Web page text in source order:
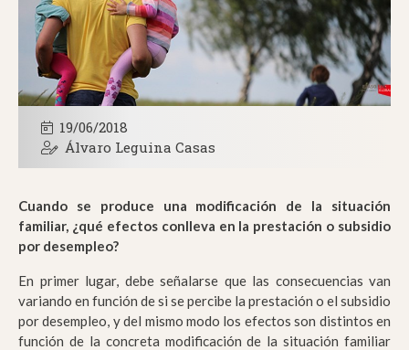
19/06/2018
Álvaro Leguina Casas
Cuando se produce una modificación de la situación
familiar, ¿qué efectos conlleva en la prestación o subsidio
por desempleo?
En primer lugar, debe señalarse que las consecuencias van
variando en función de si se percibe la prestación o el subsidio
por desempleo, y del mismo modo los efectos son distintos en
función de la concreta modificación de la situación familiar